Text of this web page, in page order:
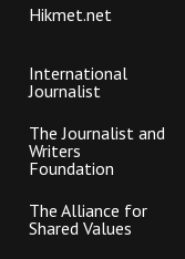
Hikmet.net
International
Journalist
The Journalist and
Writers
Foundation
The Alliance for
Shared Values